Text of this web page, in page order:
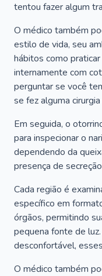
tentou fazer algum
O médico também
estilo de vida, seu
hábitos como
internamente com
perguntar se você
se fez alguma
Em seguida, o
para inspecionar o
dependendo da
presença de
Cada região é
específico em
órgãos, permitindo
pequena fonte de
desconfortável,
O médico também